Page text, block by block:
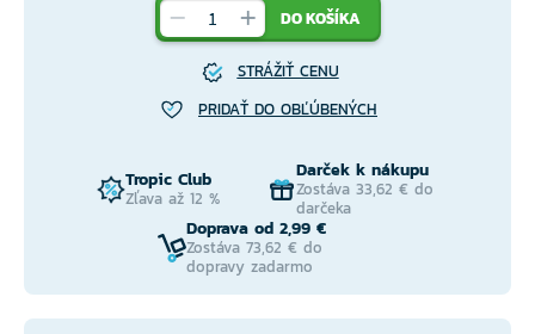
DO KOŠÍKA
STRÁŽIŤ CENU
PRIDAŤ DO OBĽÚBENÝCH
Tropic Club
Zľava až 12 %
Darček k nákupu
Zostáva 33,62 € do
darčeka
Doprava od 2,99 €
Zostáva 73,62 € do
dopravy zadarmo